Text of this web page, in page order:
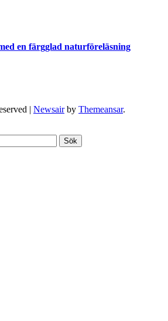
en färgglad naturföreläsning
| Newsairby Themeansar.